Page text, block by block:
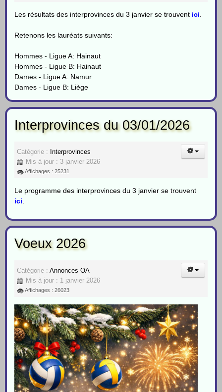
Les résultats des interprovinces du 3 janvier se trouvent ici.
Retenons les lauréats suivants:
Hommes - Ligue A: Hainaut
Hommes - Ligue B: Hainaut
Dames - Ligue A: Namur
Dames - Ligue B: Liège
Interprovinces du 03/01/2026
Catégorie :
Interprovinces
Mis à jour : 3 janvier 2026
Affichages : 25231
Le programme des interprovinces du 3 janvier se trouvent
ici
Voeux 2026
Catégorie : Annonces OA
Mis à jour : 1 janvier 2026
Affichages : 26023